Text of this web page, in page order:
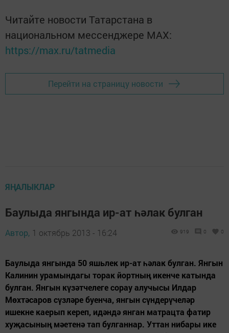
Читайте новости Татарстана в
национальном мессенджере MАХ:
https://max.ru/tatmedia
Перейти на страницу новости
ЯҢАЛЫКЛАР
Баулыда янгында ир-ат һәлак булган
Автор, 1 октябрь 2013 - 16:24 919 0 0
Баулыда янгында 50 яшьлек ир-ат һәлак булган. Янгын
Калинин урамындагы торак йортның икенче катында
булган. Янгын күзәтчелеге сорау алучысы Илдар
Мөхтәсаров сүзләре буенча, янгын сүндерүчеләр
ишекне каерып кереп, идәндә янган матрацта фатир
хуҗасының мәетенә тап булганнар. Уттан нибары ике